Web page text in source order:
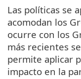
Las políticas se
acomodan los
ocurre con los
más recientes
permite aplicar
impacto en la